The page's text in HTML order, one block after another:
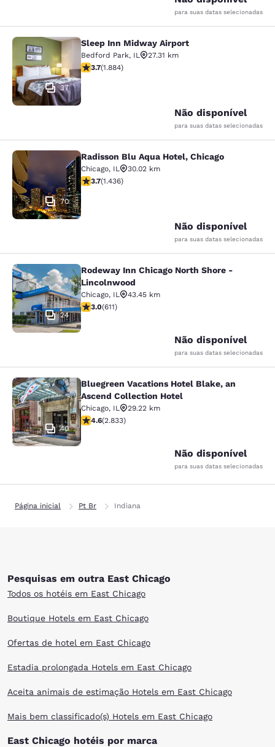
para suas datas selecionadas
Sleep Inn Midway Airport
37
Sleep Inn Midway Airport
Bedford Park, IL
27.31 km
classificação 3.71 estrelas. Bom. 1884 avaliações
3.7(1.884)
Não disponível
para suas datas selecionadas
Radisson Blu Aqua Hotel, Chicago
70
Radisson Blu Aqua Hotel, Chicago
Chicago, IL
30.02 km
classificação 3.66 estrelas. Bom. 1436 avaliações
3.7(1.436)
Não disponível
para suas datas selecionadas
Rodeway Inn Chicago North Shore
24
Rodeway Inn Chicago North Shore -
Lincolnwood
Chicago, IL
43.45 km
classificação 2.98 estrelas. Razoável. 611 avaliações
3.0(611)
Não disponível
para suas datas selecionadas
Bluegreen Vacations Hotel Blake,
40
Bluegreen Vacations Hotel Blake, an
Ascend Collection Hotel
Chicago, IL
29.22 km
classificação 4.59 estrelas. Excelente. 2833
4.6(2.833)
Não disponível
para suas datas selecionadas
Página inicial Pt Br Indiana
Pesquisas em outra East Chicago
Todos os hotéis em East Chicago
Boutique Hotels em East Chicago
Ofertas de hotel em East Chicago
Estadia prolongada Hotels em East Chicago
Aceita animais de estimação Hotels em East Chicago
Mais bem classificado(s) Hotels em East Chicago
East Chicago hotéis por marca